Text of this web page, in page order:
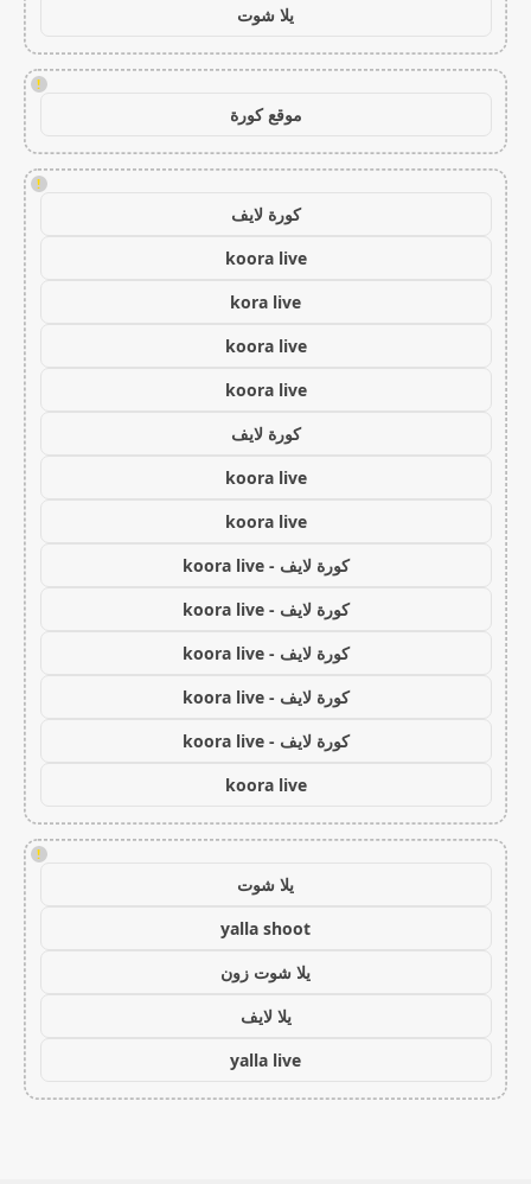
يلا شوت
!
موقع كورة
!
كورة لايف
koora live
kora live
koora live
koora live
كورة لايف
koora live
koora live
كورة لايف - koora live
كورة لايف - koora live
كورة لايف - koora live
كورة لايف - koora live
كورة لايف - koora live
koora live
!
يلا شوت
yalla shoot
يلا شوت زون
يلا لايف
yalla live